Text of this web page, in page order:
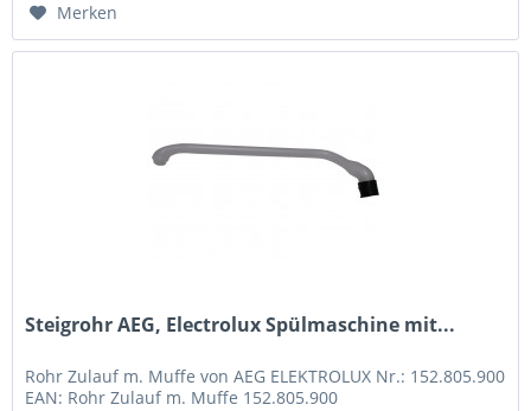
Merken
Steigrohr AEG, Electrolux Spülmaschine mit...
Rohr Zulauf m. Muffe von AEG ELEKTROLUX Nr.: 152.805.900
EAN: Rohr Zulauf m. Muffe 152.805.900